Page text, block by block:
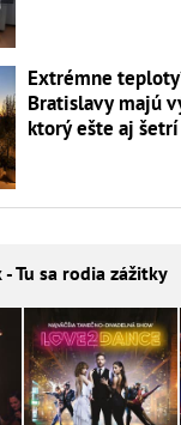
Extrémne
Bratislavy majú
ktorý ešte aj
- Tu sa rodia zážitky